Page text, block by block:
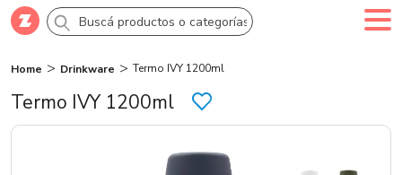
Comprar Creá tu cuenta
Categorías
Termo IVY 1200ml
Home Drinkware Termo IVY 1200ml